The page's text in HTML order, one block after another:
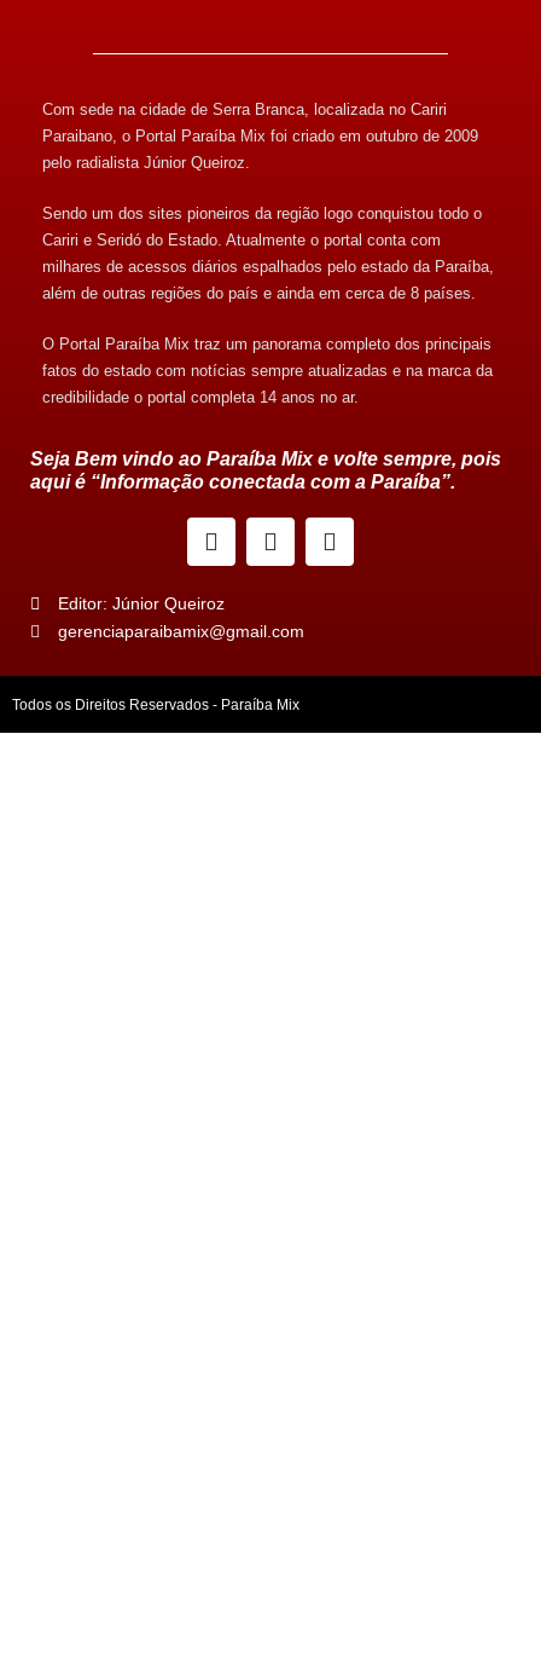
Com sede na cidade de Serra Branca, localizada no Cariri
Paraibano, o Portal Paraíba Mix foi criado em outubro de 2009
pelo radialista Júnior Queiroz.
Sendo um dos sites pioneiros da região logo conquistou todo o
Cariri e Seridó do Estado. Atualmente o portal conta com
milhares de acessos diários espalhados pelo estado da Paraíba,
além de outras regiões do país e ainda em cerca de 8 países.
O Portal Paraíba Mix traz um panorama completo dos principais
fatos do estado com notícias sempre atualizadas e na marca da
credibilidade o portal completa 14 anos no ar.
Seja Bem vindo ao Paraíba Mix e volte sempre, pois
aqui é “Informação conectada com a Paraíba”.
Editor: Júnior Queiroz
gerenciaparaibamix@gmail.com
Todos os Direitos Reservados - Paraíba Mix